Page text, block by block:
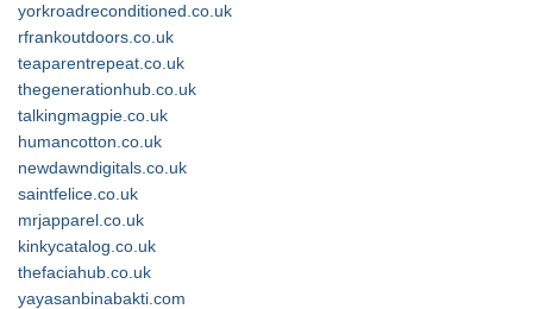
yorkroadreconditioned.co.uk
rfrankoutdoors.co.uk
teaparentrepeat.co.uk
thegenerationhub.co.uk
talkingmagpie.co.uk
humancotton.co.uk
newdawndigitals.co.uk
saintfelice.co.uk
mrjapparel.co.uk
kinkycatalog.co.uk
thefaciahub.co.uk
yayasanbinabakti.com